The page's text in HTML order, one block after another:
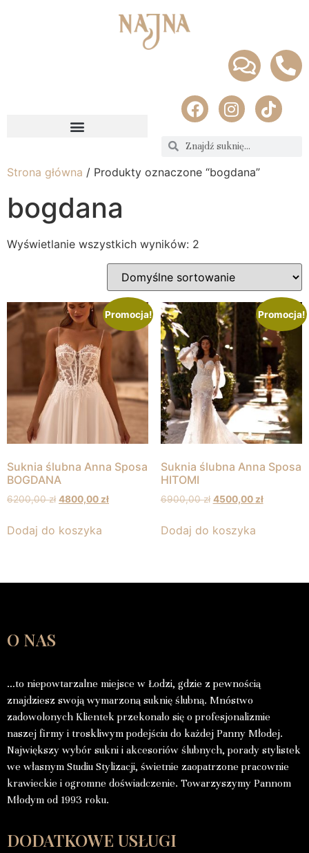
Strona główna / Produkty oznaczone “bogdana”
bogdana
Wyświetlanie wszystkich wyników: 2
Promocja!
Suknia ślubna Anna Sposa
BOGDANA
6200,00zł 4800,00zł
Dodaj do koszyka
Promocja!
Suknia ślubna Anna Sposa
HITOMI
6900,00zł 4500,00zł
Dodaj do koszyka
O NAS
…to niepowtarzalne miejsce w Łodzi, gdzie z pewnością
znajdziesz swoją wymarzoną suknię ślubną. Mnóstwo
zadowolonych Klientek przekonało się o profesjonalizmie
naszej firmy i troskliwym podejściu do każdej Panny Młodej.
Największy wybór sukni i akcesoriów ślubnych, porady stylistek
we własnym Studiu Stylizacji, świetnie zaopatrzone pracownie
krawieckie i ogromne doświadczenie. Towarzyszymy Pannom
Młodym od 1993 roku.
DODATKOWE USŁUGI